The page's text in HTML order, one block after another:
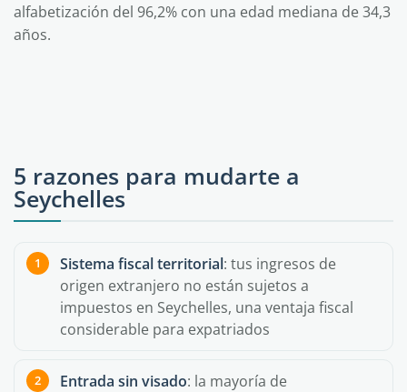
alfabetización del 96,2% con una edad mediana de 34,3
años.
5 razones para mudarte a
Seychelles
Sistema fiscal territorial: tus ingresos de
origen extranjero no están sujetos a
impuestos en Seychelles, una ventaja fiscal
considerable para expatriados
Entrada sin visado: la mayoría de